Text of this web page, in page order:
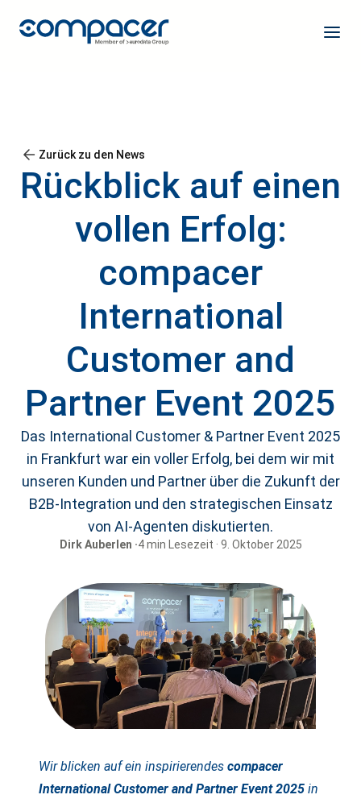
Zurück zu den News
Rückblick auf einen
vollen Erfolg:
compacer
International
Customer and
Partner Event 2025
Das International Customer & Partner Event 2025
in Frankfurt war ein voller Erfolg, bei dem wir mit
unseren Kunden und Partner über die Zukunft der
B2B-Integration und den strategischen Einsatz
von AI-Agenten diskutierten.
Dirk Auberlen ·4 min Lesezeit · 9. Oktober 2025
Wir blicken auf ein inspirierendes compacer
International Customer and Partner Event 2025 in